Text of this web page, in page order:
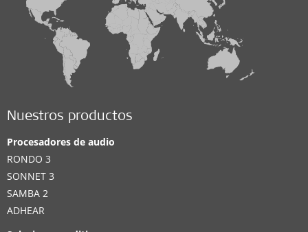
Nuestros productos
Procesadores de audio
RONDO 3
SONNET 3
SAMBA 2
ADHEAR